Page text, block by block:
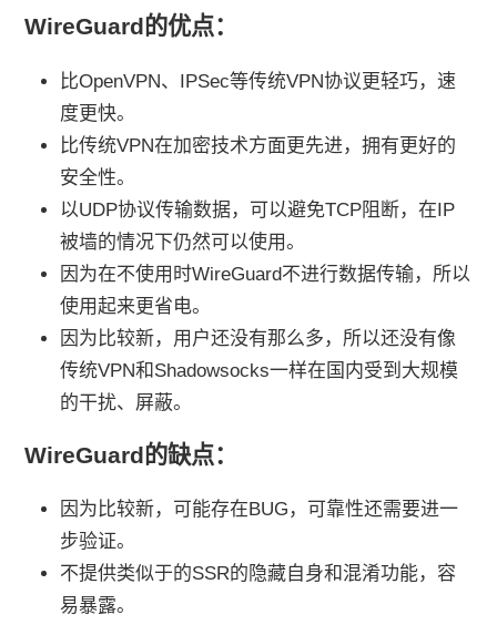
WireGuard的优点：
比OpenVPN、IPSec等传统VPN协议更轻巧，速
度更快。
比传统VPN在加密技术方面更先进，拥有更好的
安全性。
以UDP协议传输数据，可以避免TCP阻断，在IP
被墙的情况下仍然可以使用。
因为在不使用时WireGuard不进行数据传输，所以
使用起来更省电。
因为比较新，用户还没有那么多，所以还没有像
传统VPN和Shadowsocks一样在国内受到大规模
的干扰、屏蔽。
WireGuard的缺点：
因为比较新，可能存在BUG，可靠性还需要进一
步验证。
不提供类似于的SSR的隐藏自身和混淆功能，容
易暴露。